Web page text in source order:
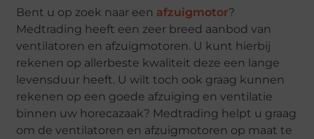
Bent u op zoek naar een afzuigmotor?
Medtrading heeft een zeer breed aanbod van
ventilatoren en afzuigmotoren. U kunt hierbij
rekenen op allerbeste kwaliteit deze een lange
levensduur heeft. U wilt toch ook graag kunnen
rekenen op een goede afzuiging en ventilatie
binnen uw horecazaak? Medtrading helpt u graag
om de ventilatoren en afzuigmotoren op maat te